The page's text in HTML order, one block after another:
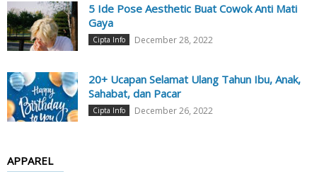
5 Ide Pose Aesthetic Buat Cowok Anti Mati
Gaya
Cipta Info December 28, 2022
20+ Ucapan Selamat Ulang Tahun Ibu, Anak,
Sahabat, dan Pacar
Cipta Info December 26, 2022
APPAREL